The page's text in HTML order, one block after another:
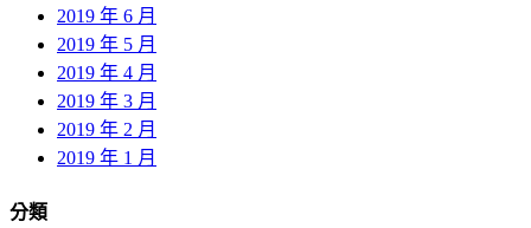
2019 年 6 月
2019 年 5 月
2019 年 4 月
2019 年 3 月
2019 年 2 月
2019 年 1 月
分類